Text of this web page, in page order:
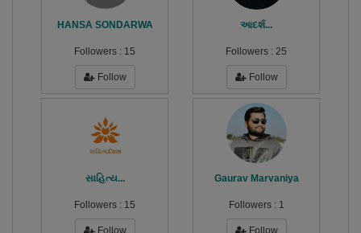
HANSA SONDARWA
Followers : 15
Follow
આદર્શ...
Followers : 25
Follow
સાહિત્ય...
Followers : 15
Gaurav Marvaniya
Followers : 1